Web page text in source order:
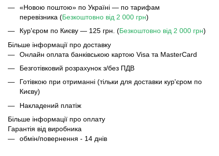
«Новою поштою» по Україні — по тарифам
перевізника (Безкоштовно від 2 000 грн)
Кур'єром по Києву — 125 грн. (Безкоштовно від 2 000 грн)
Більше інформації про доставку
Онлайн оплата банківською картою Visa та MasterCard
Безготівковий розрахунок з/без ПДВ
Готівкою при отриманні (тільки для доставки кур'єром по
Києву)
Накладений платіж
Більше інформації про оплату
Гарантія від виробника
обмін/повернення - 14 днів